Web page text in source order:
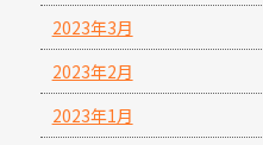
2023年3月
2023年2月
2023年1月